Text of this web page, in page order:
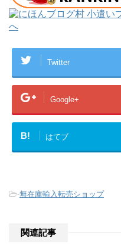
Twitter
Google+
B! はてブ
-無在庫輸入転売ショップ
関連記事